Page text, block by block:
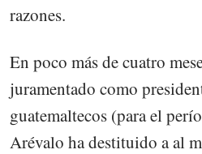
razones.
En poco más de cuatro
juramentado como
guatemaltecos (para el
Arévalo ha destituido a al